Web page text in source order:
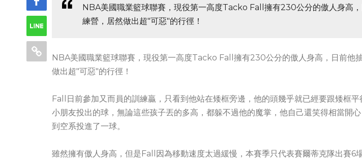
NBA美國職業籃球聯賽，現役第一高度Tacko Fall擁有230公分的傲人身高，
練營，居然做出超"可惡"的行徑！
NBA美國職業籃球聯賽，現役第一高度Tacko Fall擁有230公分的傲人身高，日前他
做出超"可惡"的行徑！
Fall日前參加又而員的訓練贏，只看到他站在矮框旁邊，他的頭幾乎就已經要跟矮框
小朋友投出的球，無論這些孩子丟的多高，都躲不過他的魔掌，他自己還笑得相當開
到空系投進了一球。
雖然擁有傲人身高，但是Fall因為移動速度太過緩慢，本賽季只代表賽爾蒂克隊出賽6